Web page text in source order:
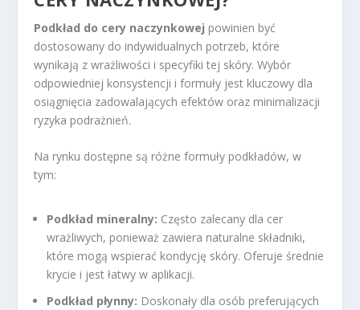
Podkład do cery naczynkowej powinien być
dostosowany do indywidualnych potrzeb, które
wynikają z wrażliwości i specyfiki tej skóry. Wybór
odpowiedniej konsystencji i formuły jest kluczowy dla
osiągnięcia zadowalających efektów oraz minimalizacji
ryzyka podrażnień.
Na rynku dostępne są różne formuły podkładów, w
tym:
Podkład mineralny: Często zalecany dla cer
wrażliwych, ponieważ zawiera naturalne składniki,
które mogą wspierać kondycję skóry. Oferuje średnie
krycie i jest łatwy w aplikacji.
Podkład płynny: Doskonały dla osób preferujących